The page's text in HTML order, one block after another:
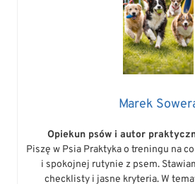
Marek
Opiekun psów i autor
Piszę w Psia Praktyka o treningu na
i spokojnej rutynie z psem.
checklisty i jasne kryteria. W